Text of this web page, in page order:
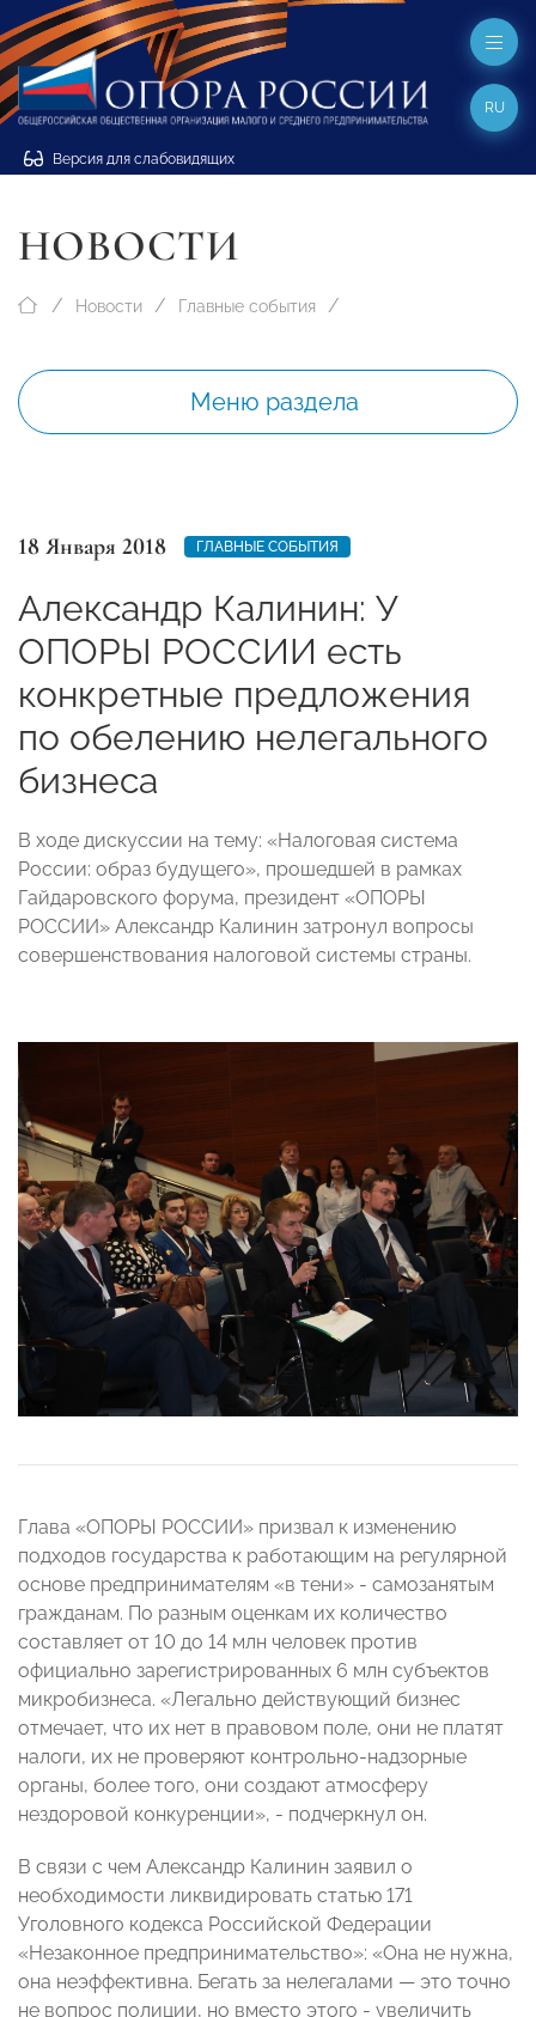
Версия для слабовидящих
RU
НОВОСТИ
Новости Главные события
Меню раздела
18 Января 2018 ГЛАВНЫЕ СОБЫТИЯ
Александр Калинин: У
ОПОРЫ РОССИИ есть
конкретные предложения
по обелению нелегального
бизнеса
В ходе дискуссии на тему: «Налоговая система
России: образ будущего», прошедшей в рамках
Гайдаровского форума, президент «ОПОРЫ
РОССИИ» Александр Калинин затронул вопросы
совершенствования налоговой системы страны.
Глава «ОПОРЫ РОССИИ» призвал к изменению
подходов государства к работающим на регулярной
основе предпринимателям «в тени» - самозанятым
гражданам. По разным оценкам их количество
составляет от 10 до 14 млн человек против
официально зарегистрированных 6 млн субъектов
микробизнеса. «Легально действующий бизнес
отмечает, что их нет в правовом поле, они не платят
налоги, их не проверяют контрольно-надзорные
органы, более того, они создают атмосферу
нездоровой конкуренции», - подчеркнул он.
В связи с чем Александр Калинин заявил о
необходимости ликвидировать статью 171
Уголовного кодекса Российской Федерации
«Незаконное предпринимательство»: «Она не нужна,
она неэффективна. Бегать за нелегалами — это точно
не вопрос полиции, но вместо этого - увеличить